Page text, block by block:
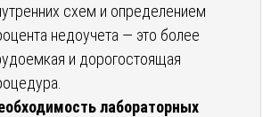
схем и определением
недоучета — это более
и дорогостоящая
лабораторных